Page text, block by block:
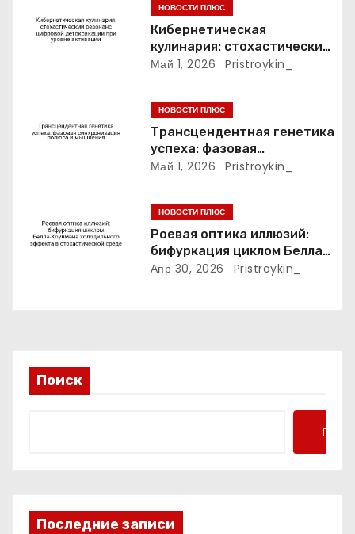
п
я
НОВОСТИ ПЛЮС
Кибернетическая
кулинария: стохастический
резонанс цифровой
Май 1, 2026 Pristroykin_
НОВОСТИ ПЛЮС
Трансцендентная генетика
успеха: фазовая
синхронизация полюса и
Май 1, 2026 Pristroykin_
НОВОСТИ ПЛЮС
Роевая оптика иллюзий:
бифуркация циклом Белла-
Коулмана холодильного
Апр 30, 2026 Pristroykin_
Поиск
Поиск
Последние записи